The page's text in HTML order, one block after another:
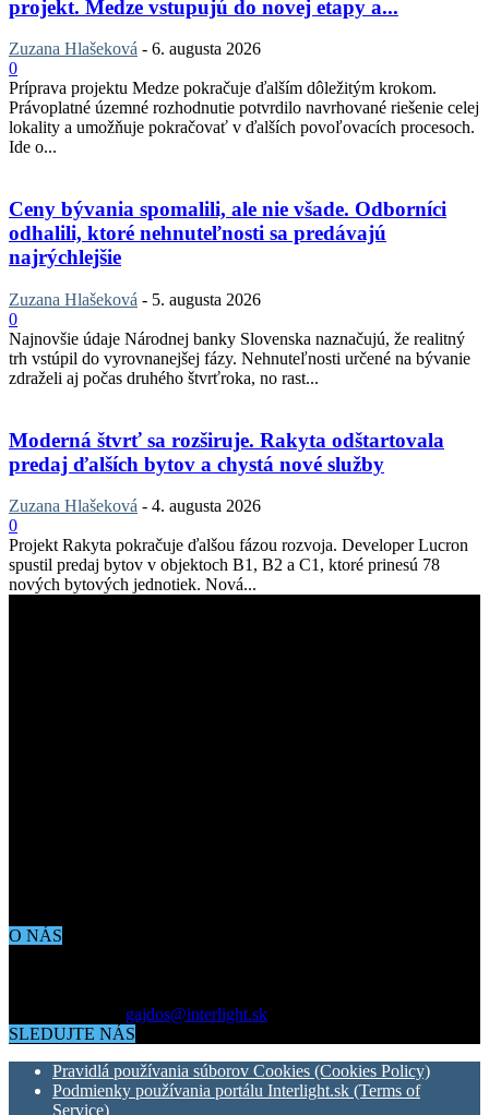
projekt. Medze vstupujú do novej etapy a...
Zuzana Hlašeková - 6. augusta 2026
0
Príprava projektu Medze pokračuje ďalším dôležitým krokom.
Právoplatné územné rozhodnutie potvrdilo navrhované riešenie celej
lokality a umožňuje pokračovať v ďalších povoľovacích procesoch.
Ide o...
Ceny bývania spomalili, ale nie všade. Odborníci
odhalili, ktoré nehnuteľnosti sa predávajú
najrýchlejšie
Zuzana Hlašeková - 5. augusta 2026
0
Najnovšie údaje Národnej banky Slovenska naznačujú, že realitný
trh vstúpil do vyrovnanejšej fázy. Nehnuteľnosti určené na bývanie
zdraželi aj počas druhého štvrťroka, no rast...
Moderná štvrť sa rozširuje. Rakyta odštartovala
predaj ďalších bytov a chystá nové služby
Zuzana Hlašeková - 4. augusta 2026
0
Projekt Rakyta pokračuje ďalšou fázou rozvoja. Developer Lucron
spustil predaj bytov v objektoch B1, B2 a C1, ktoré prinesú 78
nových bytových jednotiek. Nová...
O NÁS
gajdos@interlight.sk
SLEDUJTE NÁS
Pravidlá používania súborov Cookies (Cookies Policy)
Podmienky používania portálu Interlight.sk (Terms of
Service)